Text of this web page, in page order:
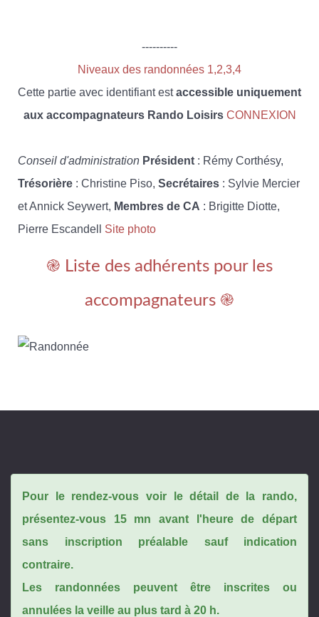
----------
Niveaux des randonnées 1,2,3,4
Cette partie avec identifiant estaccessible uniquement
aux accompagnateurs Rando Loisirs CONNEXION
Conseil d'administration Président : Rémy Corthésy,
Trésorière : Christine Piso, Secrétaires : Sylvie Mercier
et Annick Seywert, Membres de CA : Brigitte Diotte,
Pierre Escandell Site photo
֎ Liste des adhérents pour les
accompagnateurs ֎
Pour le rendez-vous voir le détail de la rando,
présentez-vous 15 mn avant l'heure de départ
sans inscription préalable sauf indication
contraire.
Les randonnées peuvent être inscrites ou
annulées la veille au plus tard à 20 h.